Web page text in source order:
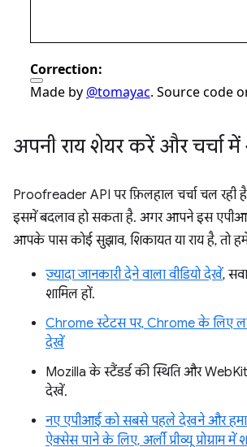
अपनी राय शेयर करें और चर्चा में
Proofreader API पर फ़िलहाल चर्चा चल रही
इसमें बदलाव हो सकता है. अगर आपने इस
आपके पास कोई सुझाव, शिकायत या राय है, तो
ज़्यादा जानकारी देने वाला वीडियो देखें,
शामिल हों.
Chrome स्टेटस पर, Chrome के लिए
देखें
Mozilla के स्टैंडर्ड की स्थिति और
देखें.
नए एपीआई को सबसे पहले देखने और
ऐक्सेस पाने के लिए, अर्ली प्रीव्यू प्रोग्राम में